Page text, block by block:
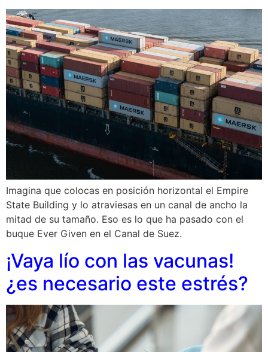
Imagina que colocas en posición horizontal el Empire
State Building y lo atraviesas en un canal de ancho la
mitad de su tamaño. Eso es lo que ha pasado con el
buque Ever Given en el Canal de Suez.
¡Vaya lío con las vacunas!
¿es necesario este estrés?